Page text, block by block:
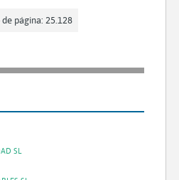
página: 25.128
SL